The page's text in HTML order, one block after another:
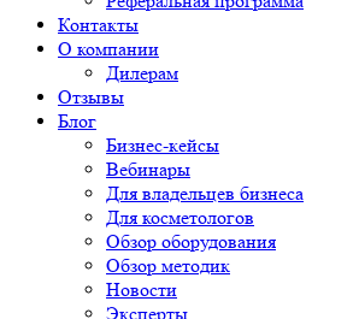
Контакты
О компании
Дилерам
Отзывы
Блог
Бизнес-кейсы
Вебинары
Для владельцев бизнеса
Для косметологов
Обзор оборудования
Обзор методик
Новости
Эксперты